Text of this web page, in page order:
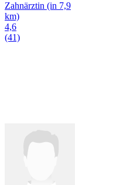
Zahnärztin (in 7,9
km)
4,6
(41)